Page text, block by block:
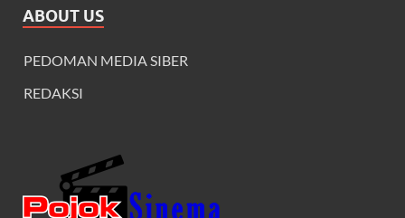
ABOUT US
PEDOMAN MEDIA SIBER
REDAKSI